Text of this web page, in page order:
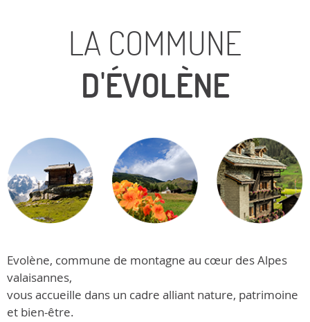
LA COMMUNE
D'ÉVOLÈNE
Evolène, commune de montagne au cœur des Alpes
valaisannes,
vous accueille dans un cadre alliant nature, patrimoine
et bien-être.